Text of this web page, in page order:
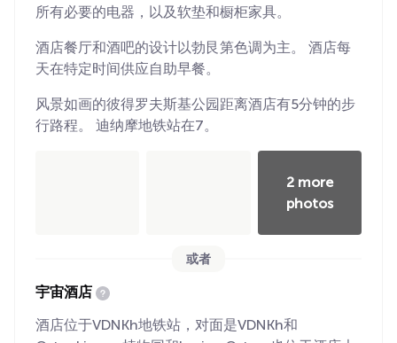
所有必要的电器，以及软垫和橱柜家具。
酒店餐厅和酒吧的设计以勃艮第色调为主。 酒店每
天在特定时间供应自助早餐。
风景如画的彼得罗夫斯基公园距离酒店有5分钟的步
行路程。 迪纳摩地铁站在7。
2 more
photos
或者
宇宙酒店
酒店位于VDNKh地铁站，对面是VDNKh和